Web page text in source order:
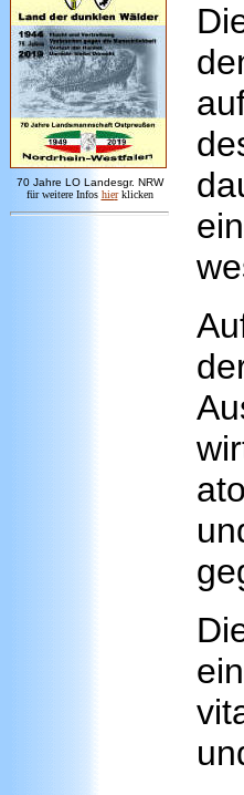
70 Jahre LO Landesgr. NRW
für weitere Infos hier klicken